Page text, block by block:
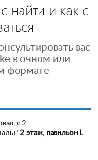
найти и как с
вас
в очном или
формате
с.2
2 этаж, павильон L